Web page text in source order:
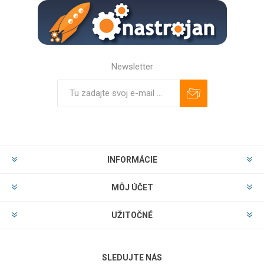
Newsletter
INFORMÁCIE
MÔJ ÚČET
UŽITOČNÉ
SLEDUJTE NÁS